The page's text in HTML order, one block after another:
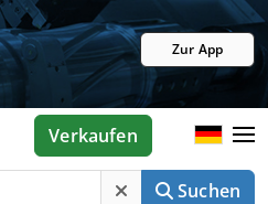
Zur App
Suchen
Verkaufen